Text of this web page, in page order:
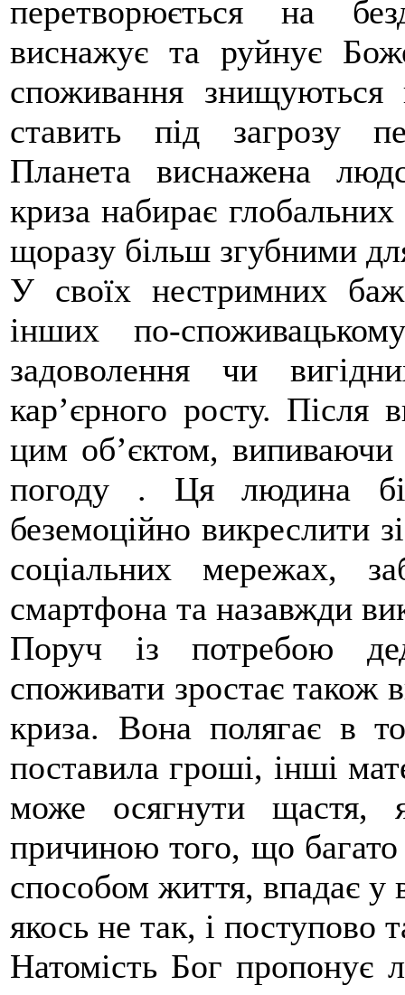
перетворюється на
виснажує та руйнує
споживання
ставить під загрозу
Планета виснажена
криза набирає
щоразу більш згубними
У своїх нестримних
інших по-
задоволення чи
кар’єрного росту. Після
цим об’єктом, випиваючи
погоду . Ця людина
беземоційно викреслити
соціальних мережах,
смартфона та назавжди
Поруч із потребою
споживати зростає також
криза. Вона полягає в
поставила гроші, інші
може осягнути
причиною того, що
способом життя, впадає у
якось не так, і поступово
Натомість Бог пропонує